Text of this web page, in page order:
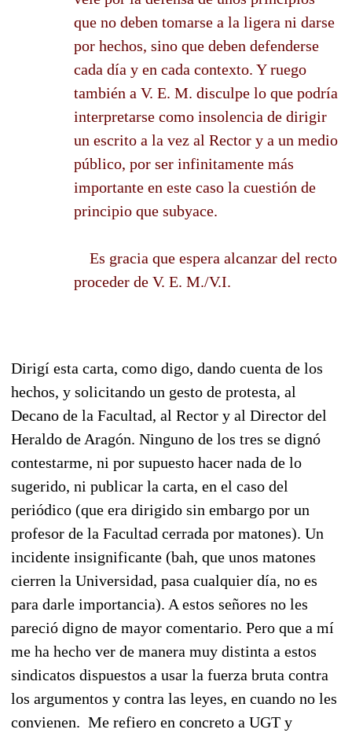
que no deben tomarse a la ligera ni darse
por hechos, sino que deben defenderse
cada día y en cada contexto. Y ruego
también a V. E. M. disculpe lo que podría
interpretarse como insolencia de dirigir
un escrito a la vez al Rector y a un medio
público, por ser infinitamente más
importante en este caso la cuestión de
principio que subyace.
Es gracia que espera alcanzar del recto
proceder de V. E. M./V.I.
Dirigí esta carta, como digo, dando cuenta de los
hechos, y solicitando un gesto de protesta, al
Decano de la Facultad, al Rector y al Director del
Heraldo de Aragón. Ninguno de los tres se dignó
contestarme, ni por supuesto hacer nada de lo
sugerido, ni publicar la carta, en el caso del
periódico (que era dirigido sin embargo por un
profesor de la Facultad cerrada por matones). Un
incidente insignificante (bah, que unos matones
cierren la Universidad, pasa cualquier día, no es
para darle importancia). A estos señores no les
pareció digno de mayor comentario. Pero que a mí
me ha hecho ver de manera muy distinta a estos
sindicatos dispuestos a usar la fuerza bruta contra
los argumentos y contra las leyes, en cuando no les
convienen. Me refiero en concreto a UGT y